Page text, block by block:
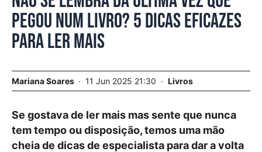
pegou num livro? 5 dicas eficazes
para ler mais
Mariana Soares 11 Jun 2025 21:30 Livros
Se gostava de ler mais mas sente que nunca
tem tempo ou disposição, temos uma mão
cheia de dicas de especialista para dar a volta